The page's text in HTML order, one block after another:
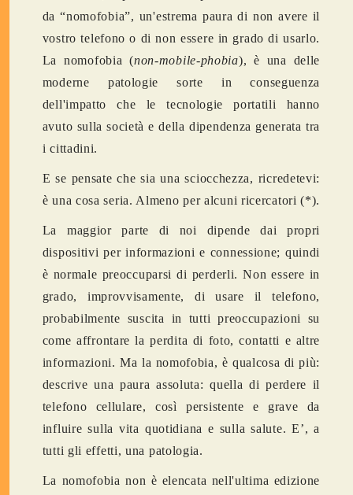
da “nomofobia”, un'estrema paura di non avere il
vostro telefono o di non essere in grado di usarlo.
La nomofobia (non-mobile-phobia), è una delle
moderne patologie sorte in conseguenza
dell'impatto che le tecnologie portatili hanno
avuto sulla società e della dipendenza generata tra
i cittadini.
E se pensate che sia una sciocchezza, ricredetevi:
è una cosa seria. Almeno per alcuni ricercatori (*).
La maggior parte di noi dipende dai propri
dispositivi per informazioni e connessione; quindi
è normale preoccuparsi di perderli. Non essere in
grado, improvvisamente, di usare il telefono,
probabilmente suscita in tutti preoccupazioni su
come affrontare la perdita di foto, contatti e altre
informazioni. Ma la nomofobia, è qualcosa di più:
descrive una paura assoluta: quella di perdere il
telefono cellulare, così persistente e grave da
influire sulla vita quotidiana e sulla salute. E’, a
tutti gli effetti, una patologia.
La nomofobia non è elencata nell'ultima edizione